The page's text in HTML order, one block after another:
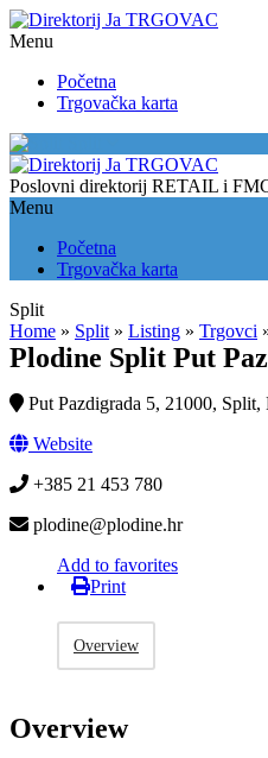
Menu
Početna
Trgovačka karta
Poslovni direktorij RETAIL i
Menu
Početna
Trgovačka karta
Split
Home » Split » Listing » Trgovci
Plodine Split Put
Put Pazdigrada 5, 21000, Split,
Website
+385 21 453 780
plodine@plodine.hr
Add to favorites
Print
Overview
Overview